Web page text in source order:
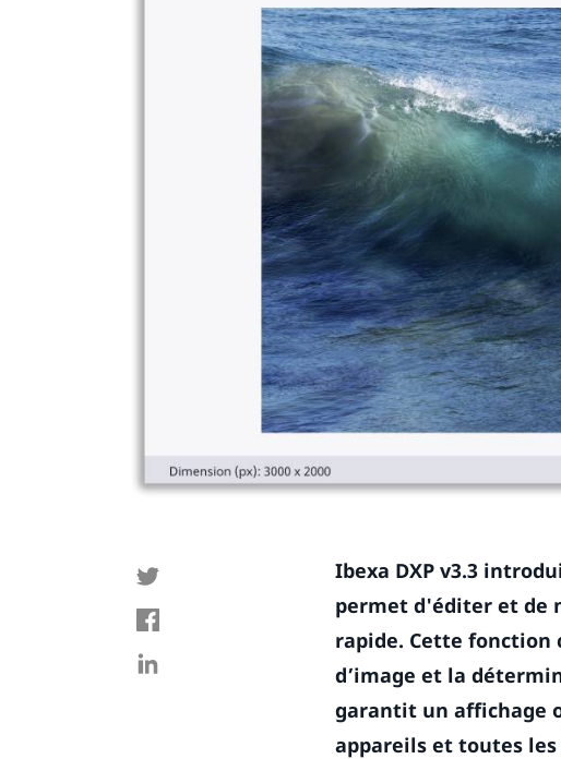
Ibexa DXP v3.3
permet d'éditer et de
rapide. Cette fonction
d’image et la
garantit un affichage
appareils et toutes